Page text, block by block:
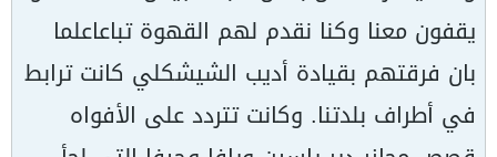
يقفون معنا وكنا نقدم لهم القهوة تباعاعلما
بان فرقتهم بقيادة أديب الشيشكلي كانت ترابط
في أطراف بلدتنا. وكانت تتردد على الأفواه